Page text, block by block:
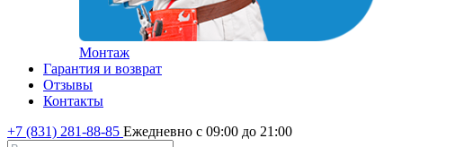
Монтаж
Гарантия и возврат
Отзывы
Контакты
+7 (831) 281-88-85 Ежедневно с 09:00 до 21:00